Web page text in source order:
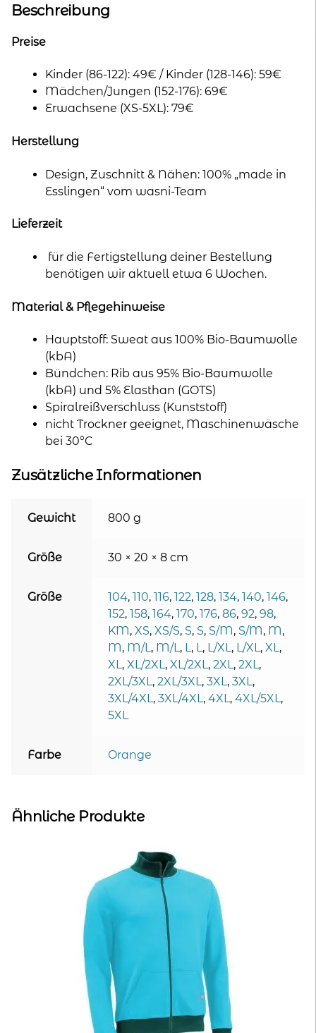
Beschreibung
Preise
Kinder (86-122): 49€ / Kinder (128-146): 59€
Mädchen/Jungen (152-176): 69€
Erwachsene (XS-5XL): 79€
Herstellung
Design, Zuschnitt & Nähen: 100% „made in
Esslingen“ vom wasni-Team
Lieferzeit
für die Fertigstellung deiner Bestellung
benötigen wir aktuell etwa 6 Wochen.
Material & Pflegehinweise
Hauptstoff: Sweat aus 100% Bio-Baumwolle
(kbA)
Bündchen: Rib aus 95% Bio-Baumwolle
(kbA) und 5% Elasthan (GOTS)
Spiralreißverschluss (Kunststoff)
nicht Trockner geeignet, Maschinenwäsche
bei 30°C
Zusätzliche Informationen
Gewicht 800 g
Größe 30 × 20 × 8 cm
Größe 104, 110, 116, 122, 128, 134, 140, 146,
152, 158, 164, 170, 176, 86, 92, 98,
KM, XS, XS/S, S, S, S/M, S/M, M,
M, M/L, M/L, L, L, L/XL, L/XL, XL,
XL, XL/2XL, XL/2XL, 2XL, 2XL,
2XL/3XL, 2XL/3XL, 3XL, 3XL,
3XL/4XL, 3XL/4XL, 4XL, 4XL/5XL,
5XL
Farbe Orange
Ähnliche Produkte